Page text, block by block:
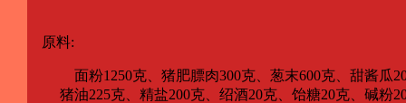
原料:
面粉1250克、猪肥膘肉300克、葱末600克、甜酱瓜
猪油225克、精盐200克、绍酒20克、饴糖20克、碱粉